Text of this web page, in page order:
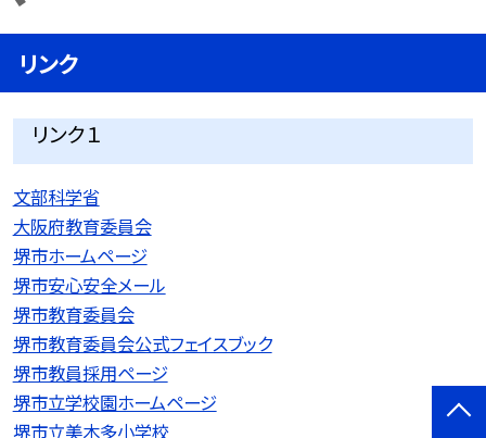
リンク
リンク１
文部科学省
大阪府教育委員会
堺市ホームページ
堺市安心安全メール
堺市教育委員会
堺市教育委員会公式フェイスブック
堺市教員採用ページ
堺市立学校園ホームページ
堺市立美木多小学校